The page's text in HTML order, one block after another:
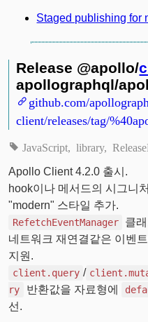
Staged publishing for
Release @apollo/
apollographql/
github.com/
client/releases/tag/
JavaScript library
Apollo Client 4.2.0 출시.
hook이나 메서드의 시그니
"modern" 스타일 추가.
RefetchEventManager
클
네트워크 재연결같은 이벤
지원.
client.query /
ry
반환값을 자료형에
선.